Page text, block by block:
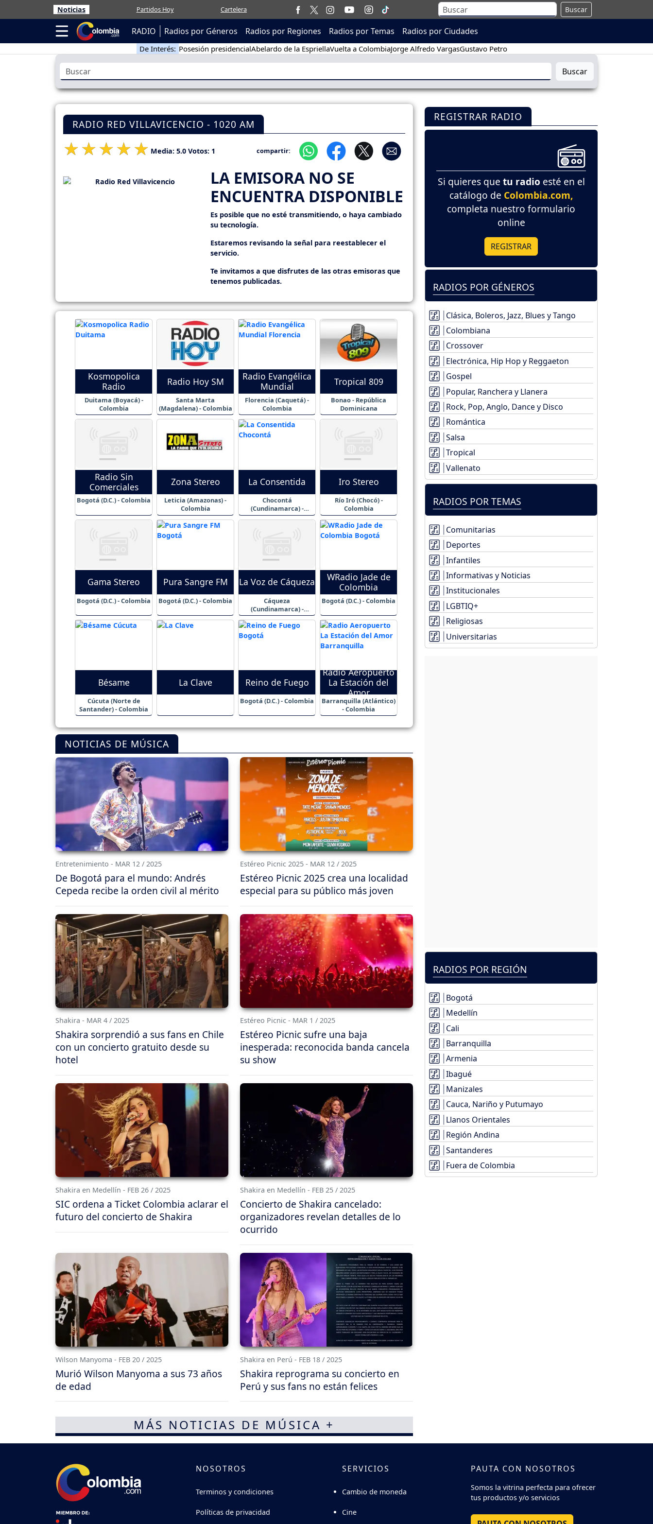
Noticias Partidos Hoy Cartelera Buscar
RADIO Radios por Géneros Radios por Regiones Radios por Temas Radios por Ciudades
De Interés: Posesión presidencialAbelardo de la EspriellaVuelta a ColombiaJorge Alfredo VargasGustavo Petro
Buscar
RADIO RED VILLAVICENCIO - 1020 AM
Media: 5.0 Votos: 1 compartir:
LA EMISORA NO SE
ENCUENTRA DISPONIBLE
Es posible que no esté transmitiendo, o haya cambiado
su tecnología.
Estaremos revisando la señal para reestablecer el
servicio.
Te invitamos a que disfrutes de las otras emisoras que
tenemos publicadas.
Kosmopolica
Radio
Duitama (Boyacá) -
Colombia
Radio Hoy SM
Santa Marta
(Magdalena) - Colombia
Radio Evangélica
Mundial
Florencia (Caquetá) -
Colombia
Tropical 809
Bonao - República
Dominicana
Radio Sin
Comerciales
Bogotá (D.C.) - Colombia
Zona Stereo
Leticia (Amazonas) -
Colombia
La Consentida
Chocontá
(Cundinamarca) -
Colombia
Iro Stereo
Río Iró (Chocó) -
Colombia
Gama Stereo
Bogotá (D.C.) - Colombia
Pura Sangre FM
Bogotá (D.C.) - Colombia
La Voz de Cáqueza
Cáqueza
(Cundinamarca) -
Colombia
WRadio Jade de
Colombia
Bogotá (D.C.) - Colombia
Bésame
Cúcuta (Norte de
Santander) - Colombia
La Clave Reino de Fuego
Bogotá (D.C.) - Colombia
Radio Aeropuerto
La Estación del
Amor
Barranquilla (Atlántico)
- Colombia
NOTICIAS DE MÚSICA
Entretenimiento - MAR 12 / 2025
De Bogotá para el mundo: Andrés
Cepeda recibe la orden civil al mérito
Estéreo Picnic 2025 - MAR 12 / 2025
Estéreo Picnic 2025 crea una localidad
especial para su público más joven
Shakira - MAR 4 / 2025
Shakira sorprendió a sus fans en Chile
con un concierto gratuito desde su
hotel
Estéreo Picnic - MAR 1 / 2025
Estéreo Picnic sufre una baja
inesperada: reconocida banda cancela
su show
Shakira en Medellín - FEB 26 / 2025
SIC ordena a Ticket Colombia aclarar el
futuro del concierto de Shakira
Shakira en Medellín - FEB 25 / 2025
Concierto de Shakira cancelado:
organizadores revelan detalles de lo
ocurrido
Wilson Manyoma - FEB 20 / 2025
Murió Wilson Manyoma a sus 73 años
de edad
Shakira en Perú - FEB 18 / 2025
Shakira reprograma su concierto en
Perú y sus fans no están felices
MÁS NOTICIAS DE MÚSICA +
REGISTRAR RADIO
Si quieres que tu radio esté en el
catálogo de Colombia.com,
completa nuestro formulario
online
REGISTRAR
RADIOS POR GÉNEROS
Clásica, Boleros, Jazz, Blues y Tango
Colombiana
Crossover
Electrónica, Hip Hop y Reggaeton
Gospel
Popular, Ranchera y Llanera
Rock, Pop, Anglo, Dance y Disco
Romántica
Salsa
Tropical
Vallenato
RADIOS POR TEMAS
Comunitarias
Deportes
Infantiles
Informativas y Noticias
Institucionales
LGBTIQ+
Religiosas
Universitarias
RADIOS POR REGIÓN
Bogotá
Medellín
Cali
Barranquilla
Armenia
Ibagué
Manizales
Cauca, Nariño y Putumayo
Llanos Orientales
Región Andina
Santanderes
Fuera de Colombia
NOSOTROS
Terminos y condiciones
Políticas de privacidad
SERVICIOS
Cambio de moneda
Cine
PAUTA CON NOSOTROS
Somos la vitrina perfecta para ofrecer
tus productos y/o servicios